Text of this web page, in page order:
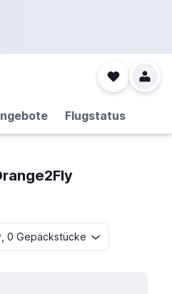
Flugstatus
0 Gepäckstücke